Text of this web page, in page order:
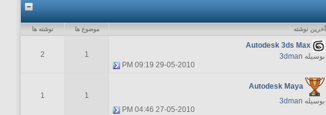
آخرين نوشته موضوع ها نوشته ها
Autodesk 3ds Max
بوسیله 3dman
29-05-2010
09:19 PM
1
2
Autodesk Maya
بوسیله 3dman
27-05-2010
04:46 PM
1
1